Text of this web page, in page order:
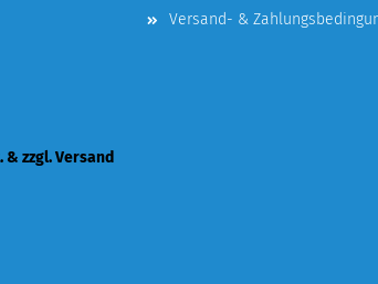
Versand- &
zzgl. Versand